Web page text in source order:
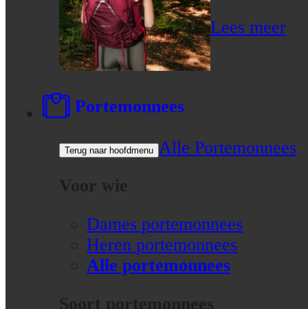
Lees meer
Portemonnees
Terug naar hoofdmenu Alle Portemonnees
Voor wie
Dames portemonnees
Heren portemonnees
Alle portemonnees
Soort portemonnees